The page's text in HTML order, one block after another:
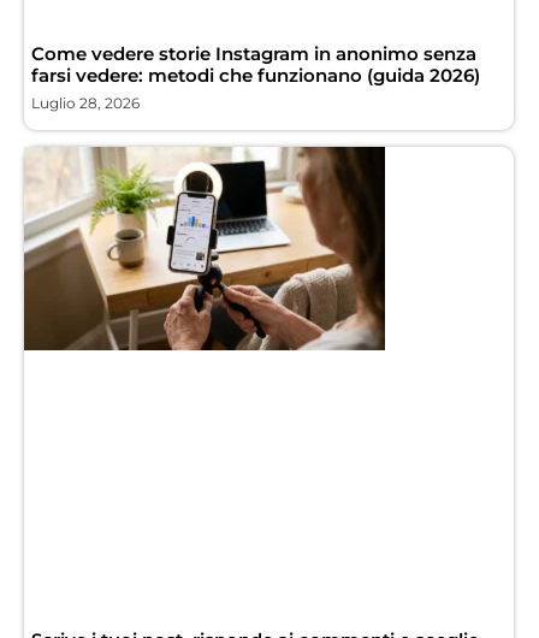
Come vedere storie Instagram in anonimo senza
farsi vedere: metodi che funzionano (guida 2026)
Luglio 28, 2026